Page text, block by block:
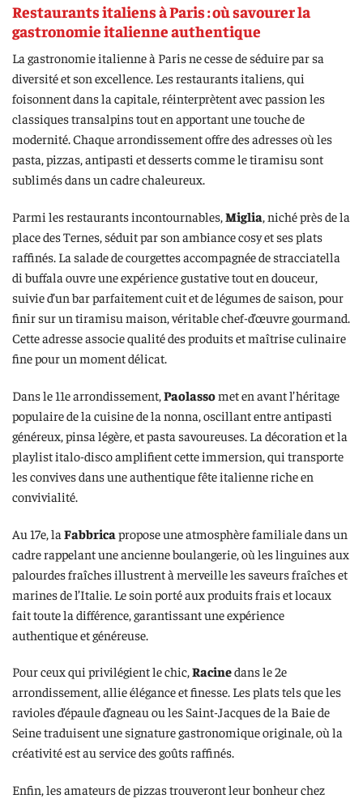
Restaurants italiens à Paris : où savourer la
gastronomie italienne authentique
La gastronomie italienne à Paris ne cesse de séduire par sa
diversité et son excellence. Les restaurants italiens, qui
foisonnent dans la capitale, réinterprètent avec passion les
classiques transalpins tout en apportant une touche de
modernité. Chaque arrondissement offre des adresses où les
pasta, pizzas, antipasti et desserts comme le tiramisu sont
sublimés dans un cadre chaleureux.
Parmi les restaurants incontournables,Miglia, niché près de la
place des Ternes, séduit par son ambiance cosy et ses plats
raffinés. La salade de courgettes accompagnée de stracciatella
di buffala ouvre une expérience gustative tout en douceur,
suivie d’un bar parfaitement cuit et de légumes de saison, pour
finir sur un tiramisu maison, véritable chef-d’œuvre gourmand.
Cette adresse associe qualité des produits et maîtrise culinaire
fine pour un moment délicat.
Dans le 11e arrondissement, Paolassomet en avant l’héritage
populaire de la cuisine de la nonna, oscillant entre antipasti
généreux, pinsa légère, et pasta savoureuses. La décoration et la
playlist italo-disco amplifient cette immersion, qui transporte
les convives dans une authentique fête italienne riche en
convivialité.
Au 17e, la Fabbrica propose une atmosphère familiale dans un
cadre rappelant une ancienne boulangerie, où les linguines aux
palourdes fraîches illustrent à merveille les saveurs fraîches et
marines de l’Italie. Le soin porté aux produits frais et locaux
fait toute la différence, garantissant une expérience
authentique et généreuse.
Pour ceux qui privilégient le chic,Racinedans le 2e
arrondissement, allie élégance et finesse. Les plats tels que les
ravioles d’épaule d’agneau ou les Saint-Jacques de la Baie de
Seine traduisent une signature gastronomique originale, où la
créativité est au service des goûts raffinés.
Enfin, les amateurs de pizzas trouveront leur bonheur chez